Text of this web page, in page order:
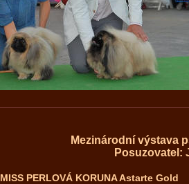
Mezinárodní výstava
Posuzovatel:
MISS PERLOVÁ KORUNA Astarte Gold